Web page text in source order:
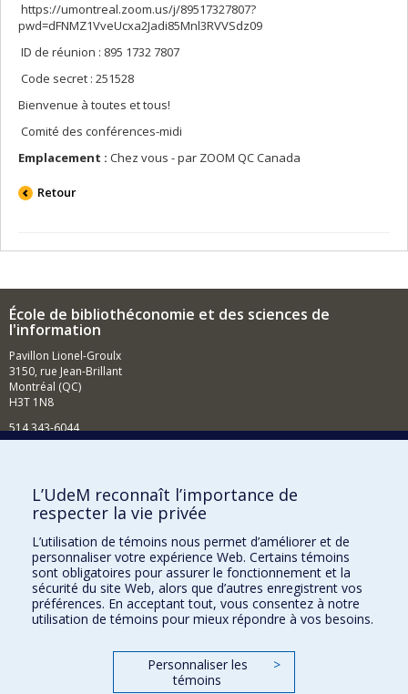
https://umontreal.zoom.us/j/89517327807?
pwd=dFNMZ1VveUcxa2Jadi85Mnl3RVVSdz09
ID de réunion : 895 1732 7807
Code secret : 251528
Bienvenue à toutes et tous!
Comité des conférences-midi
Emplacement : Chez vous - par ZOOM QC Canada
Retour
École de bibliothéconomie et des sciences de
l'information
Pavillon Lionel-Groulx
3150, rue Jean-Brillant
Montréal (QC)
H3T 1N8
514 343-6044
Comment soutenir l'École?
BESOIN D'AIDE?
Plan du site
Signaler une erreur
Accessibilité
FACULTÉ DES ARTS ET DES SCIENCES
Nos départements et écoles
L’UdeM reconnaît l’importance de
respecter la vie privée
L’utilisation de témoins nous permet d’améliorer et de
personnaliser votre expérience Web. Certains témoins
sont obligatoires pour assurer le fonctionnement et la
sécurité du site Web, alors que d’autres enregistrent vos
préférences. En acceptant tout, vous consentez à notre
utilisation de témoins pour mieux répondre à vos besoins.
Personnaliser les
témoins
>